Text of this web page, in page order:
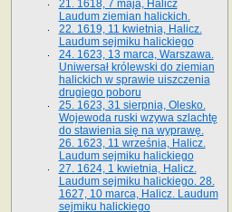
21. 1618, 7 maja, Halicz
Laudum ziemian halickich.
22. 1619, 11 kwietnia, Halicz.
Laudum sejmiku halickiego
24. 1623, 13 marca, Warszawa.
Uniwersał królewski do ziemian
halickich w sprawie uiszczenia
drugiego poboru
25. 1623, 31 sierpnia, Olesko.
Wojewoda ruski wzywa szlachtę
do stawienia się na wyprawę.
26. 1623, 11 września, Halicz.
Laudum sejmiku halickiego
27. 1624, 1 kwietnia, Halicz.
Laudum sejmiku halickiego. 28.
1627, 10 marca, Halicz. Laudum
sejmiku halickiego